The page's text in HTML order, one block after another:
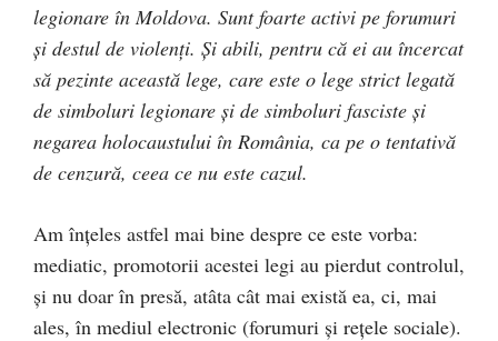
legionare în Moldova. Sunt foarte activi pe forumuri
și destul de violenți. Și abili, pentru că ei au încercat
să pezinte această lege, care este o lege strict legată
de simboluri legionare și de simboluri fasciste și
negarea holocaustului în România, ca pe o tentativă
de cenzură, ceea ce nu este cazul.
Am înțeles astfel mai bine despre ce este vorba:
mediatic, promotorii acestei legi au pierdut controlul,
și nu doar în presă, atâta cât mai există ea, ci, mai
ales, în mediul electronic (forumuri și rețele sociale).